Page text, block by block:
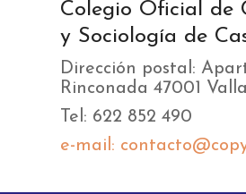
Colegio Oficial de
y Sociología de
Dirección postal:
Rinconada 47001
Tel: 622 852 490
e-mail: